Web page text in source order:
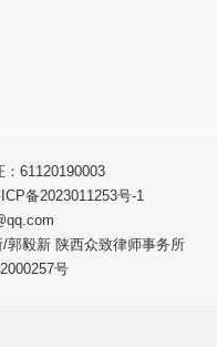
61120190003
备2023011253号-1
郭毅新 陕西众致律师事务所
号